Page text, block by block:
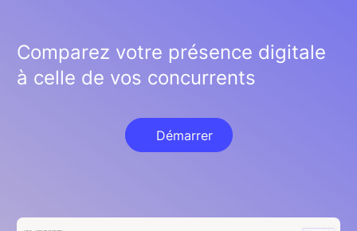
Comparez votre présence digitale
à celle de vos concurrents
Démarrer
Démarrer